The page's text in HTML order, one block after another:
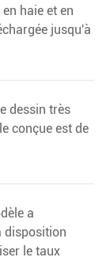
haie et en
jusqu'à
dessin très
conçue est de
a
disposition
le taux